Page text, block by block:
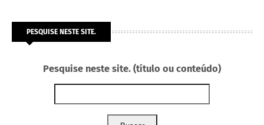
PESQUISE NESTE SITE.
Pesquise neste site. (título ou conteúdo)